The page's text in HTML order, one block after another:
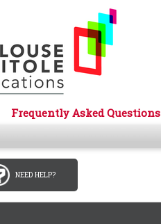
Frequently Asked Questions
NEED HELP?